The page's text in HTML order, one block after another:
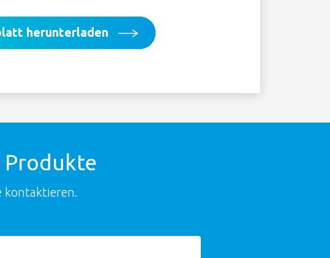
herunterladen
Produkte
kontaktieren.